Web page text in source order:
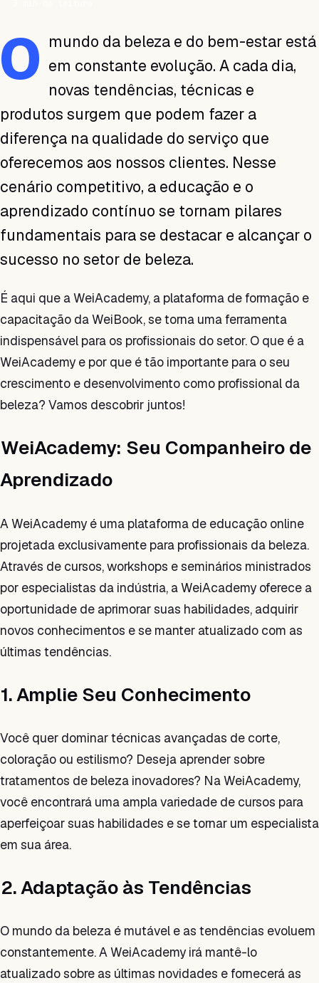
O mundo da beleza e do bem-estar está
em constante evolução. A cada dia,
novas tendências, técnicas e
produtos surgem que podem fazer a
diferença na qualidade do serviço que
oferecemos aos nossos clientes. Nesse
cenário competitivo, a educação e o
aprendizado contínuo se tornam pilares
fundamentais para se destacar e alcançar o
sucesso no setor de beleza.
É aqui que a WeiAcademy, a plataforma de formação e
capacitação da WeiBook, se torna uma ferramenta
indispensável para os profissionais do setor. O que é a
WeiAcademy e por que é tão importante para o seu
crescimento e desenvolvimento como profissional da
beleza? Vamos descobrir juntos!
WeiAcademy: Seu Companheiro de
Aprendizado
A WeiAcademy é uma plataforma de educação online
projetada exclusivamente para profissionais da beleza.
Através de cursos, workshops e seminários ministrados
por especialistas da indústria, a WeiAcademy oferece a
oportunidade de aprimorar suas habilidades, adquirir
novos conhecimentos e se manter atualizado com as
últimas tendências.
1. Amplie Seu Conhecimento
Você quer dominar técnicas avançadas de corte,
coloração ou estilismo? Deseja aprender sobre
tratamentos de beleza inovadores? Na WeiAcademy,
você encontrará uma ampla variedade de cursos para
aperfeiçoar suas habilidades e se tornar um especialista
em sua área.
2. Adaptação às Tendências
O mundo da beleza é mutável e as tendências evoluem
constantemente. A WeiAcademy irá mantê-lo
atualizado sobre as últimas novidades e fornecerá as